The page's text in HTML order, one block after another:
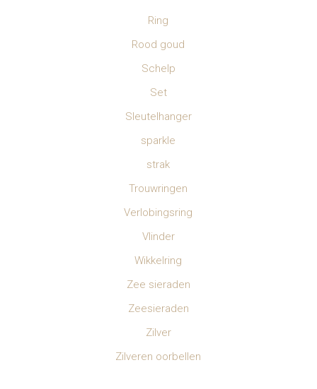
Ring
Rood goud
Schelp
Set
Sleutelhanger
sparkle
strak
Trouwringen
Verlobingsring
Vlinder
Wikkelring
Zee sieraden
Zeesieraden
Zilver
Zilveren oorbellen